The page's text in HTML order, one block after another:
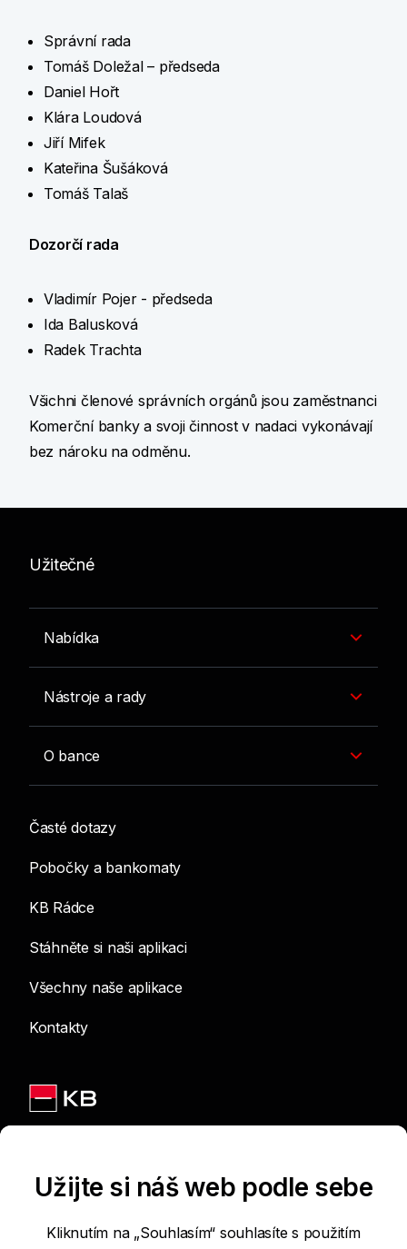
Správní rada
Tomáš Doležal – předseda
Daniel Hořt
Klára Loudová
Jiří Mifek
Kateřina Šušáková
Tomáš Talaš
Dozorčí rada
Vladimír Pojer - předseda
Ida Balusková
Radek Trachta
Všichni členové správních orgánů jsou zaměstnanci
Komerční banky a svoji činnost v nadaci vykonávají
bez nároku na odměnu.
Užitečné
Nabídka
Nástroje a rady
O bance
Časté dotazy
Pobočky a bankomaty
KB Rádce
Stáhněte si naši aplikaci
Všechny naše aplikace
Kontakty
Užijte si náš web podle sebe
Kliknutím na „Souhlasím“ souhlasíte s použitím